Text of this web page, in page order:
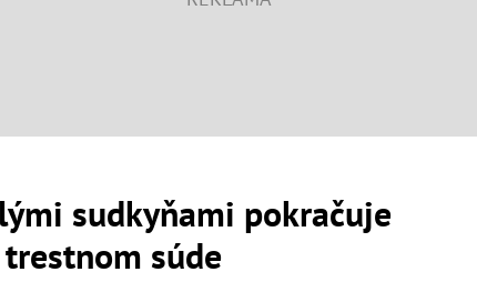
sudkyňami pokračuje
súde